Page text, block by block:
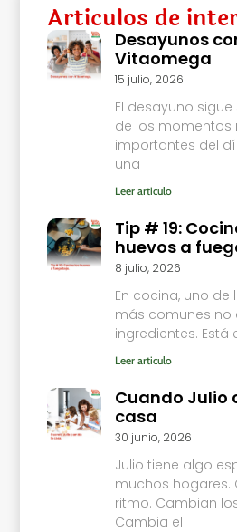
Articulos de
Desayunos
Vitaomega
15 julio, 2026
El desayuno
de los momentos
importantes del
una
Leer articulo
Tip # 19:
huevos a
8 julio, 2026
En cocina, uno de
más comunes no
ingredientes. Está
Leer articulo
Cuando Julio
casa
30 junio, 2026
Julio tiene algo
muchos hogares.
ritmo. Cambian
Cambia el